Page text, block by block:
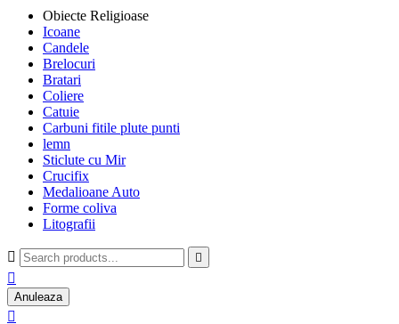
Obiecte Religioase
Icoane
Candele
Brelocuri
Bratari
Coliere
Catuie
Carbuni fitile plute punti
lemn
Sticlute cu Mir
Crucifix
Medalioane Auto
Forme coliva
Litografii
 

Anuleaza
